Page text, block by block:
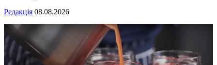
Редакція 08.08.2026